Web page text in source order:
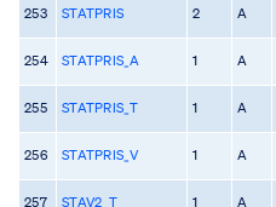
253 STATPRIS 2 A
254 STATPRIS_A 1 A
255 STATPRIS_T 1 A
256 STATPRIS_V 1 A
257 STAV2_T 1 A